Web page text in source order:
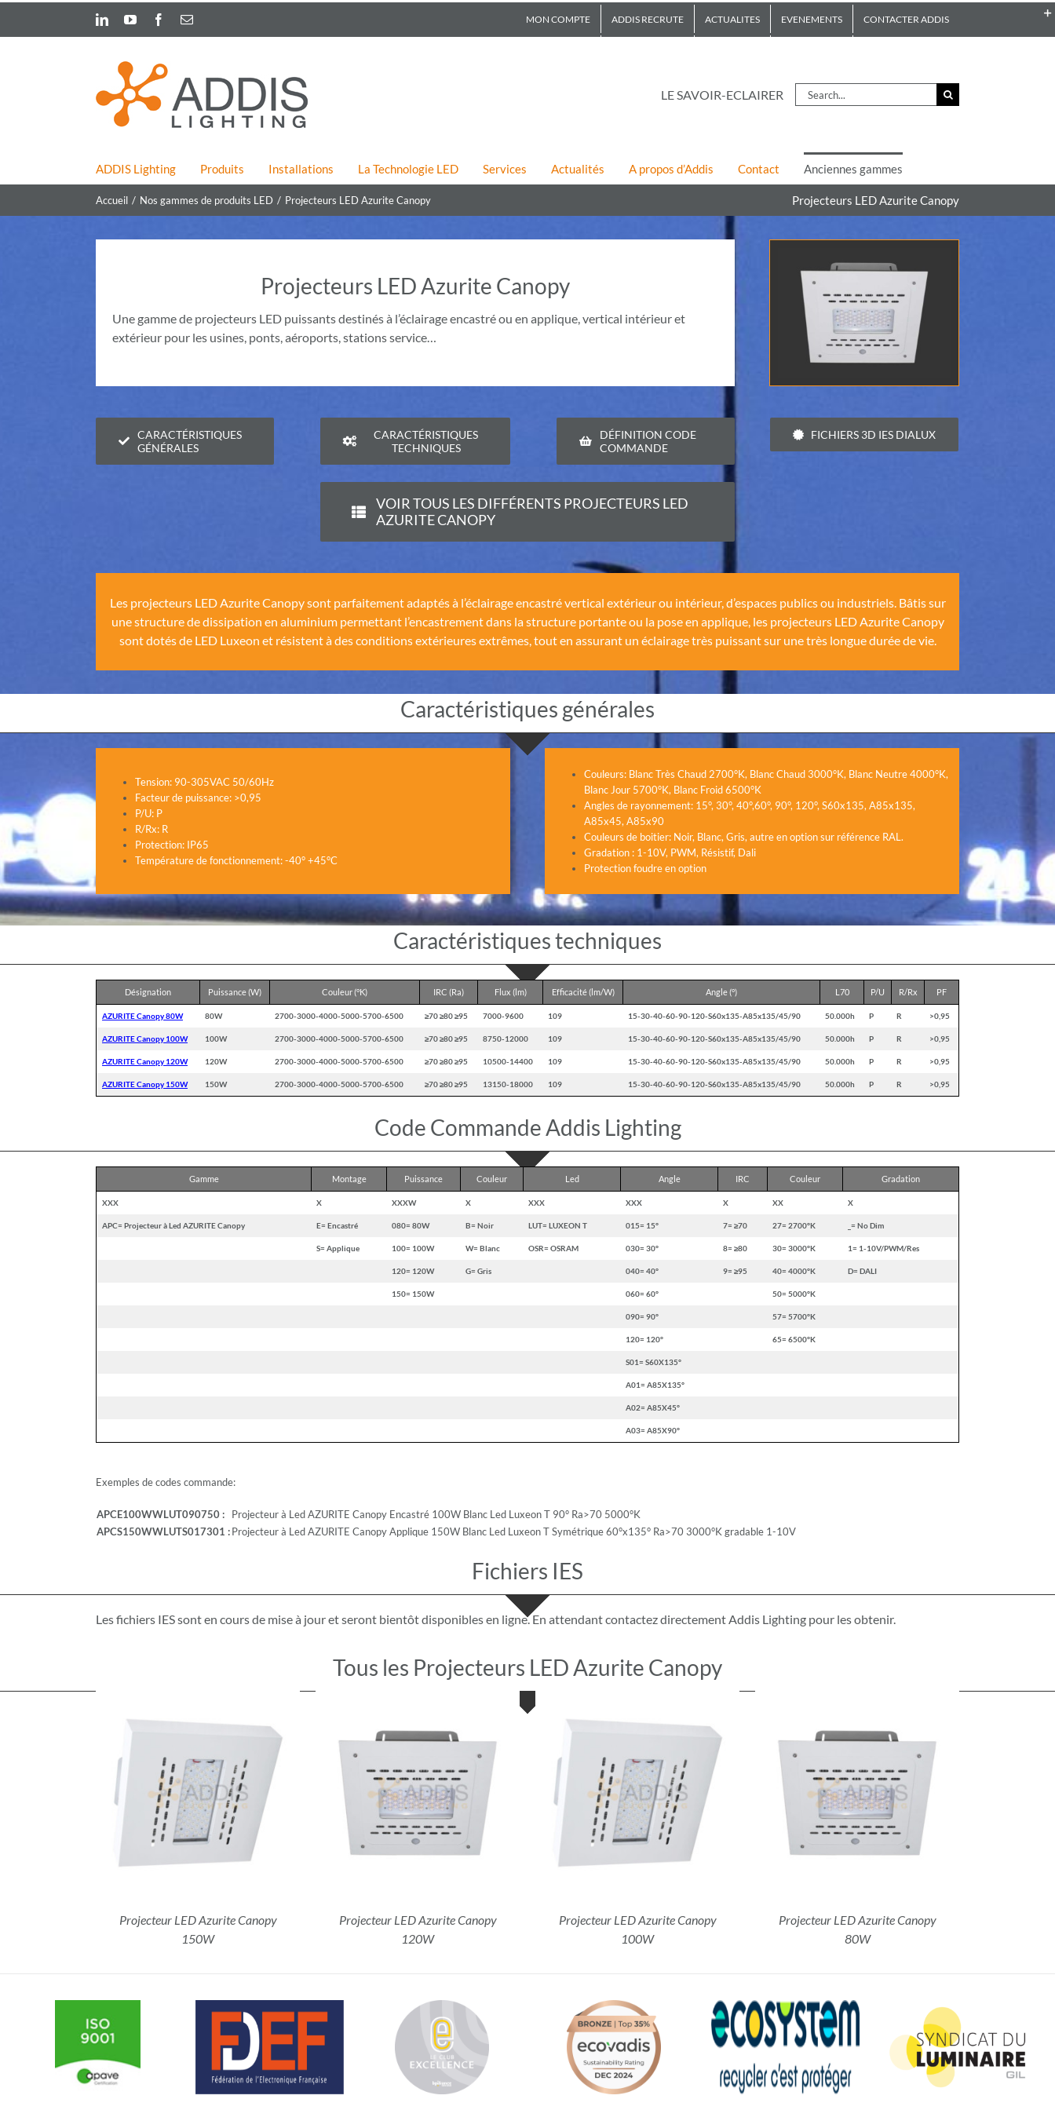
content
LinkedInYouTubeFacebook
Email MON COMPTE ADDIS RECRUTE ACTUALITES EVENEMENTS CONTACTER ADDIS
LE SAVOIR-ECLAIRER
Search
for:
ADDIS Lighting Produits Installations La Technologie LED Services Actualités A propos d’Addis Contact Anciennes gammes
Projecteurs LED Azurite Canopy
Accueil Nos gammes de produits LED Projecteurs LED Azurite Canopy
Projecteurs LED Azurite Canopy
Une gamme de projecteurs LED puissants destinés à l’éclairage encastré ou en applique, vertical intérieur et
extérieur pour les usines, ponts, aéroports, stations service…
CARACTÉRISTIQUES
GÉNÉRALES
CARACTÉRISTIQUES
TECHNIQUES
DÉFINITION CODE
COMMANDE
FICHIERS 3D IES DIALUX
VOIR TOUS LES DIFFÉRENTS PROJECTEURS LED
AZURITE CANOPY
Les projecteurs LED Azurite Canopy sont parfaitement adaptés à l’éclairage encastré vertical extérieur ou intérieur, d’espaces publics ou industriels. Bâtis sur
une structure de dissipation en aluminium permettant l’encastrement dans la structure portante ou la pose en applique, les projecteurs LED Azurite Canopy
sont dotés de LED Luxeon et résistent à des conditions extérieures extrêmes, tout en assurant un éclairage très puissant sur une très longue durée de vie.
Caractéristiques générales
Tension: 90-305VAC 50/60Hz
Facteur de puissance: >0,95
P/U: P
R/Rx: R
Protection: IP65
Température de fonctionnement: -40° +45°C
Couleurs: Blanc Très Chaud 2700°K, Blanc Chaud 3000°K, Blanc Neutre 4000°K,
Blanc Jour 5700°K, Blanc Froid 6500°K
Angles de rayonnement: 15°, 30°, 40°,60°, 90°, 120°, S60x135, A85x135,
A85x45, A85x90
Couleurs de boitier: Noir, Blanc, Gris, autre en option sur référence RAL.
Gradation : 1-10V, PWM, Résistif, Dali
Protection foudre en option
Caractéristiques techniques
Désignation Puissance (W) Couleur (°K) IRC (Ra) Flux (lm) Efficacité (lm/W) Angle (°) L70 P/U R/Rx PF
AZURITE Canopy 80W 80W 2700-3000-4000-5000-5700-6500 ≥70 ≥80 ≥95 7000-9600 109 15-30-40-60-90-120-S60x135-A85x135/45/90 50.000h P R >0,95
AZURITE Canopy 100W 100W 2700-3000-4000-5000-5700-6500 ≥70 ≥80 ≥95 8750-12000 109 15-30-40-60-90-120-S60x135-A85x135/45/90 50.000h P R >0,95
AZURITE Canopy 120W 120W 2700-3000-4000-5000-5700-6500 ≥70 ≥80 ≥95 10500-14400 109 15-30-40-60-90-120-S60x135-A85x135/45/90 50.000h P R >0,95
AZURITE Canopy 150W 150W 2700-3000-4000-5000-5700-6500 ≥70 ≥80 ≥95 13150-18000 109 15-30-40-60-90-120-S60x135-A85x135/45/90 50.000h P R >0,95
Code Commande Addis Lighting
Gamme Montage Puissance Couleur Led Angle IRC Couleur Gradation
XXX X XXXW X XXX XXX X XX X
APC= Projecteur à Led AZURITE Canopy E= Encastré 080= 80W B= Noir LUT= LUXEON T 015= 15° 7= ≥70 27= 2700°K _= No Dim
S= Applique 100= 100W W= Blanc OSR= OSRAM 030= 30° 8= ≥80 30= 3000°K 1= 1-10V/PWM/Res
120= 120W G= Gris 040= 40° 9= ≥95 40= 4000°K D= DALI
150= 150W 060= 60° 50= 5000°K
090= 90° 57= 5700°K
120= 120° 65= 6500°K
S01= S60X135°
A01= A85X135°
A02= A85X45°
A03= A85X90°
Exemples de codes commande:
APCE100WWLUT090750 :
Projecteur à Led AZURITE Canopy Encastré 100W Blanc Led Luxeon T 90° Ra>70 5000°K
APCS150WWLUTS017301 :Projecteur à Led AZURITE Canopy Applique 150W Blanc Led Luxeon T Symétrique 60°x135° Ra>70 3000°K gradable 1-10V
Fichiers IES
Les fichiers IES sont en cours de mise à jour et seront bientôt disponibles en ligne. En attendantcontactez directementAddis Lighting pour les obtenir.
Tous les Projecteurs LED Azurite Canopy
Projecteur LED Azurite Canopy
150W
DÉTAILS
Projecteur LED Azurite Canopy
120W
DÉTAILS
Projecteur LED Azurite Canopy
100W
DÉTAILS
Projecteur LED Azurite Canopy
80W